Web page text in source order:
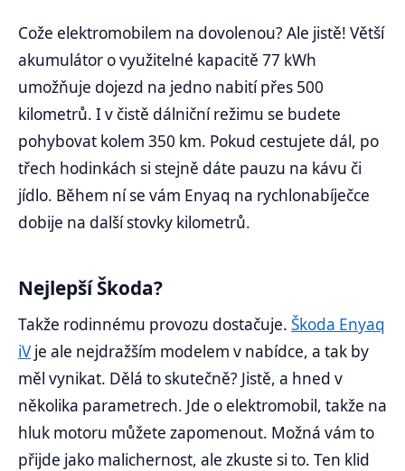
Cože elektromobilem na dovolenou? Ale jistě! Větší
akumulátor o využitelné kapacitě 77 kWh
umožňuje dojezd na jedno nabití přes 500
kilometrů. I v čistě dálniční režimu se budete
pohybovat kolem 350 km. Pokud cestujete dál, po
třech hodinkách si stejně dáte pauzu na kávu či
jídlo. Během ní se vám Enyaq na rychlonabíječce
dobije na další stovky kilometrů.
Nejlepší Škoda?
Takže rodinnému provozu dostačuje. Škoda Enyaq
iVje ale nejdražším modelem v nabídce, a tak by
měl vynikat. Dělá to skutečně? Jistě, a hned v
několika parametrech. Jde o elektromobil, takže na
hluk motoru můžete zapomenout. Možná vám to
přijde jako malichernost, ale zkuste si to. Ten klid